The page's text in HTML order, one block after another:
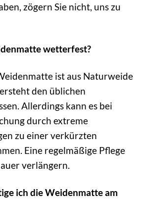
zögern Sie nicht, uns zu
wetterfest?
ist aus Naturweide
den üblichen
Allerdings kann es bei
durch extreme
zu einer verkürzten
Eine regelmäßige Pflege
verlängern.
ich die Weidenmatte am